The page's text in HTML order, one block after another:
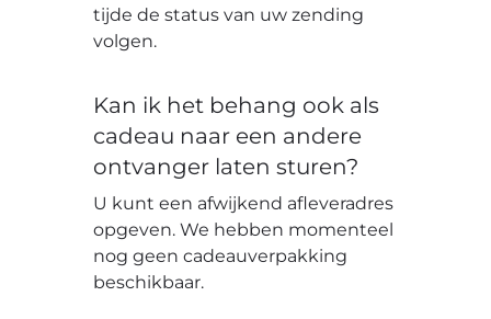
tijde de status van uw zending
volgen.
Kan ik het behang ook als
cadeau naar een andere
ontvanger laten sturen?
U kunt een afwijkend afleveradres
opgeven. We hebben momenteel
nog geen cadeauverpakking
beschikbaar.